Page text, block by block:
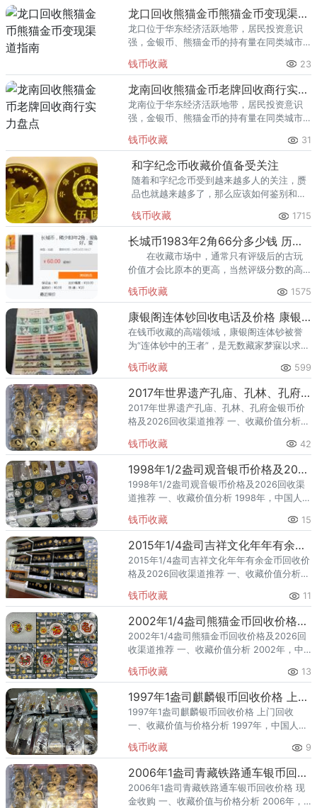
回收渠道里，能精准识别版别溢
龙口回收熊猫金币熊猫金币变现渠道指南
龙口位于华东经济活跃地带，居民投资意识
强，金银币、熊猫金币的持有量在同类城市
熊猫金币的需求就明显升温，但鱼龙混杂的
回收渠道里，能精准识别版别溢
钱币收藏 23
龙南回收熊猫金币老牌回收商行实力盘点
龙南位于华东经济活跃地带，居民投资意识
强，金银币、熊猫金币的持有量在同类城市
熊猫金币的需求就明显升温，但鱼龙混杂的
回收渠道里，能精准识别版别溢
钱币收藏 31
和字纪念币收藏价值备受关注
随着和字纪念币受到越来越多人的关注，赝
品也就越来越多了，那么应该如何鉴别和字
钱币收藏 1715
长城币1983年2角66分多少钱 历史成交价
在收藏市场中，通常只有评级后的古玩
价值才会比原本的更高，当然评级分数的高
钱币收藏 1575
康银阁连体钞回收电话及价格 康银阁连体钞市场价格
在钱币收藏的高端领域，康银阁连体钞被誉
为“连体钞中的王者”，是无数藏家梦寐以求的
康银阁钱币有限公司装帧发行的权威藏品，
康银阁大四连体汇集了第四
钱币收藏 599
2017年世界遗产孔庙、孔林、孔府金银币价格及2026回收渠道推荐
2017年世界遗产孔庙、孔林、孔府金银币价
格及2026回收渠道推荐 一、收藏价值分析
庙、孔林、孔府金银币，隶属于贵金属纪念
币，是具有官方权
钱币收藏 42
1998年1/2盎司观音银币价格及2026回收渠道推荐
1998年1/2盎司观音银币价格及2026回收渠
道推荐 一、收藏价值分析 1998年，中国人民
纪念币，是具有官方权威背书的法定货币类
钱币收藏 15
2015年1/4盎司吉祥文化年年有余金币回收价格及2026回收渠道推荐
2015年1/4盎司吉祥文化年年有余金币回收价
格及2026回收渠道推荐 一、收藏价值分析
化年年有余金币，隶属吉祥文化题材。该品
钱币收藏 11
2002年1/4盎司熊猫金币回收价格及2026回收渠道推荐
2002年1/4盎司熊猫金币回收价格及2026回
收渠道推荐 一、收藏价值分析 2002年，中
猫投资纪念题材。该品种为金币、规格 1/4盎
司
钱币收藏 13
1997年1盎司麒麟银币回收价格 上门回收
1997年1盎司麒麟银币回收价格 上门回收
一、收藏价值与价格分析 1997年，中国人民
兽题材。该品种为银币、规格 1盎司，题材凝
练了传统文
钱币收藏 9
2006年1盎司青藏铁路通车银币回收价格 现金收购
2006年1盎司青藏铁路通车银币回收价格 现
金收购 一、收藏价值与价格分析 2006年，